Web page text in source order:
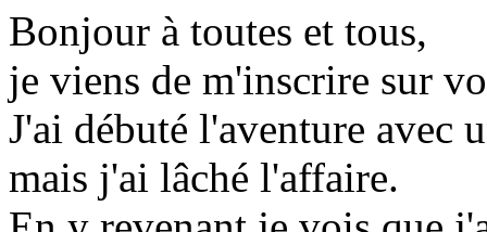
Bonjour à toutes et tous,
je viens de m'inscrire sur
J'ai débuté l'aventure avec
mais j'ai lâché l'affaire.